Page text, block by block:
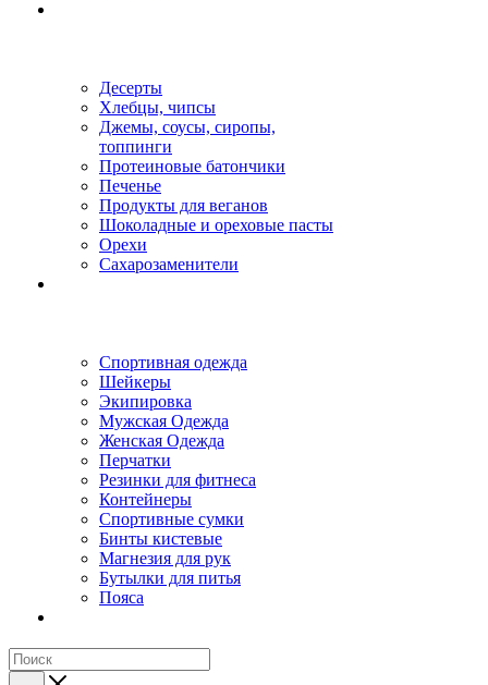
Десерты
Хлебцы, чипсы
Джемы, соусы, сиропы,
топпинги
Протеиновые батончики
Печенье
Продукты для веганов
Шоколадные и ореховые пасты
Орехи
Сахарозаменители
Спортивная одежда
Шейкеры
Экипировка
Мужская Одежда
Женская Одежда
Перчатки
Резинки для фитнеса
Контейнеры
Спортивные сумки
Бинты кистевые
Магнезия для рук
Бутылки для питья
Пояса